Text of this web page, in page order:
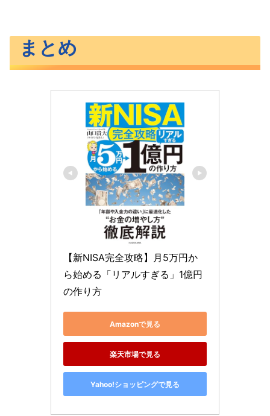
まとめ
【新NISA完全攻略】月5万円か
ら始める「リアルすぎる」1億円
の作り方
Amazonで見る
楽天市場で見る
Yahoo!ショッピングで見る